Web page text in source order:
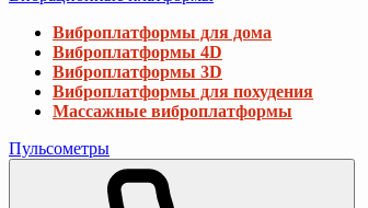
Виброплатформы для дома
Виброплатформы 4D
Виброплатформы 3D
Виброплатформы для похудения
Массажные виброплатформы
Пульсометры